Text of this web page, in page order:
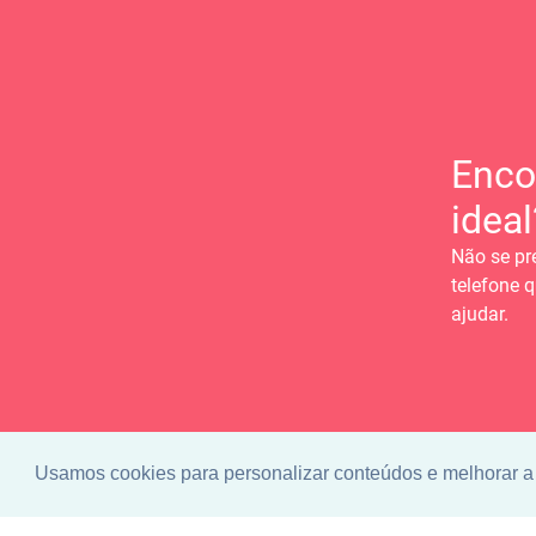
Usamos cookies para personalizar conteúdos e melhorar
Não se
telefone
ajudar.